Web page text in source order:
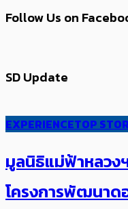
Follow Us on
SD Update
EXPERIENCETOP
มูลนิธิแม่ฟ้าหลวง
โครงการพัฒนาด